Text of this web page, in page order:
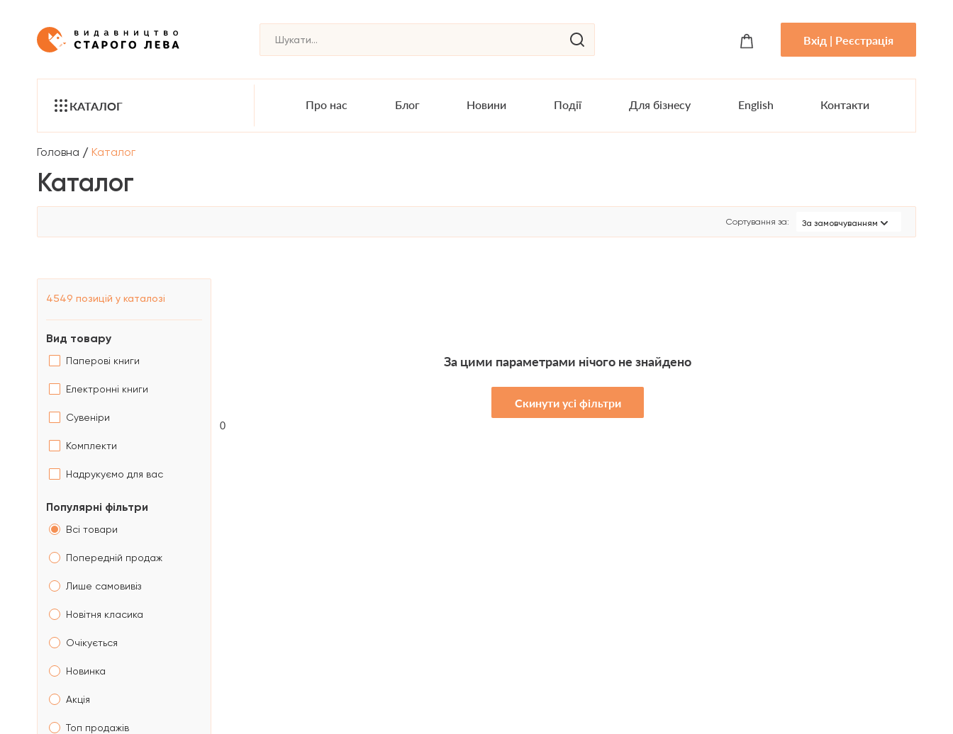
Вхід | Реєстрація
КАТАЛОГ Про нас Блог Новини Події Для бізнесу English Контакти
Головна / Каталог
Каталог
Сортування за: За замовчуванням
4549 позицій у каталозі
Вид товару
Паперові книги
Електронні книги
Сувеніри
Комплекти
Надрукуємо для вас
Популярні фільтри
Всі товари
Попередній продаж
Лише самовивіз
Новітня класика
Очікується
Новинка
Акція
Топ продажів
За цими параметрами нічого не знайдено
Скинути усі фільтри
0